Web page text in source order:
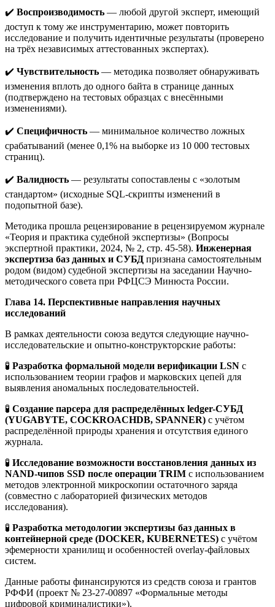
✔️ Воспроизводимость — любой другой эксперт, имеющий
доступ к тому же инструментарию, может повторить
исследование и получить идентичные результаты (проверено
на трёх независимых аттестованных экспертах).
✔️ Чувствительность — методика позволяет обнаруживать
изменения вплоть до одного байта в странице данных
(подтверждено на тестовых образцах с внесёнными
изменениями).
✔️ Специфичность — минимальное количество ложных
срабатываний (менее 0,1% на выборке из 10 000 тестовых
страниц).
✔️ Валидность — результаты сопоставлены с «золотым
стандартом» (исходные SQL-скрипты изменений в
подопытной базе).
Методика прошла рецензирование в рецензируемом журнале
«Теория и практика судебной экспертизы» (Вопросы
экспертной практики, 2024, № 2, стр. 45-58). Инженерная
экспертиза баз данных и СУБД признана самостоятельным
родом (видом) судебной экспертизы на заседании Научно-
методического совета при РФЦСЭ Минюста России.
Глава 14. Перспективные направления научных
исследований
В рамках деятельности союза ведутся следующие научно-
исследовательские и опытно-конструкторские работы:
🧪 Разработка формальной модели верификации LSN с
использованием теории графов и марковских цепей для
выявления аномальных последовательностей.
🧪 Создание парсера для распределённых ledger-СУБД
(YUGABYTE, COCKROACHDB, SPANNER) с учётом
распределённой природы хранения и отсутствия единого
журнала.
🧪 Исследование возможности восстановления данных из
NAND-чипов SSD после операции TRIM с использованием
методов электронной микроскопии остаточного заряда
(совместно с лабораторией физических методов
исследования).
🧪 Разработка методологии экспертизы баз данных в
контейнерной среде (DOCKER, KUBERNETES) с учётом
эфемерности хранилищ и особенностей overlay-файловых
систем.
Данные работы финансируются из средств союза и грантов
РФФИ (проект № 23-27-00897 «Формальные методы
цифровой криминалистики»).